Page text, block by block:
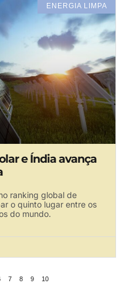
ENERGIA LIMPA
e Índia avança
ranking global de
o quinto lugar entre os
do mundo.
7 8 9 10